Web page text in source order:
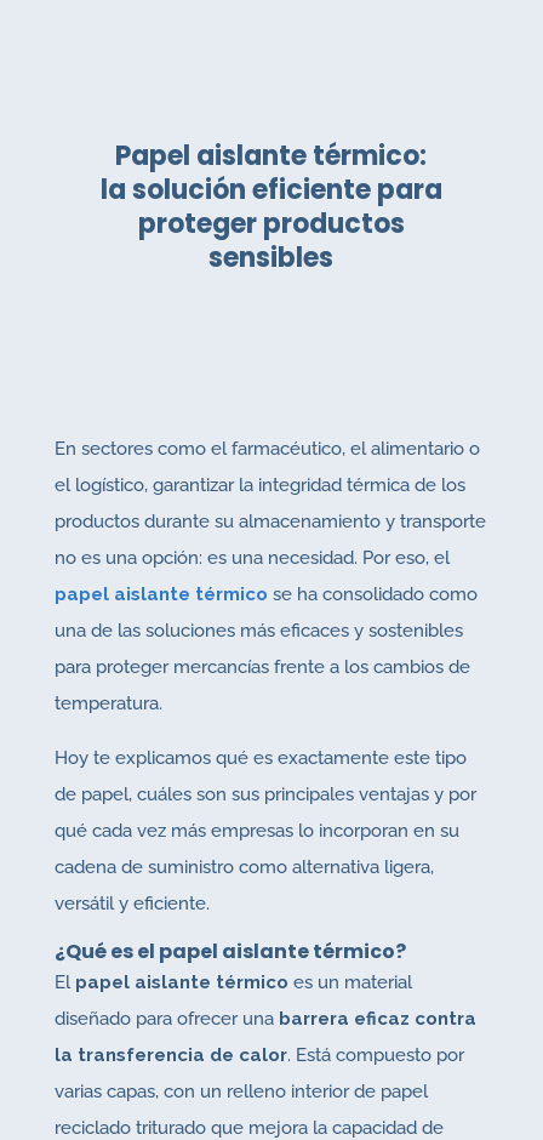
Papel aislante térmico:
la solución eficiente para
proteger productos
sensibles
En sectores como el farmacéutico, el alimentario o
el logístico, garantizar la integridad térmica de los
productos durante su almacenamiento y transporte
no es una opción: es una necesidad. Por eso, el
papel aislante térmico se ha consolidado como
una de las soluciones más eficaces y sostenibles
para proteger mercancías frente a los cambios de
temperatura.
Hoy te explicamos qué es exactamente este tipo
de papel, cuáles son sus principales ventajas y por
qué cada vez más empresas lo incorporan en su
cadena de suministro como alternativa ligera,
versátil y eficiente.
¿Qué es el papel aislante térmico?
El papel aislante térmico es un material
diseñado para ofrecer una barrera eficaz contra
la transferencia de calor. Está compuesto por
varias capas, con un relleno interior de papel
reciclado triturado que mejora la capacidad de